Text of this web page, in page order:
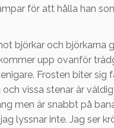
för att hålla han
björkar och björkarna
upp ovanför
Frosten biter sig
vissa stenar är
men är snabbt på
lyssnar inte. Jag ser